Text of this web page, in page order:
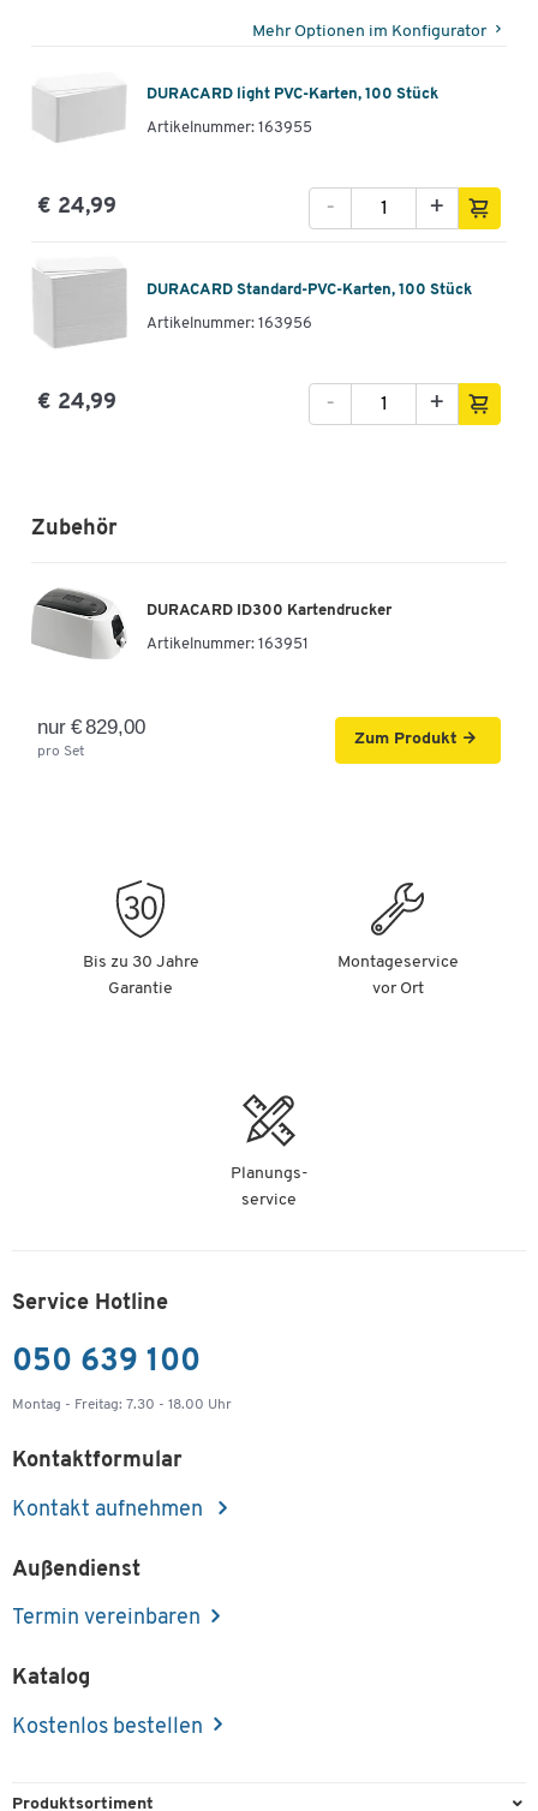
Mehr Optionen im Konfigurator
DURACARD light PVC-Karten, 100 Stück
Artikelnummer: 163955
€ 24,99 +
-
DURACARD Standard-PVC-Karten, 100 Stück
Artikelnummer: 163956
€ 24,99 +
-
Zubehör
DURACARD ID300 Kartendrucker
Artikelnummer: 163951
nur € 829,00
pro Set
Zum Produkt
Bis zu 30 Jahre
Garantie
Montageservice
vor Ort
Planungs-
service
Service Hotline
050 639 100
Montag - Freitag: 7.30 - 18.00 Uhr
Kontaktformular
Kontakt aufnehmen
Außendienst
Termin vereinbaren
Katalog
Kostenlos bestellen
Produktsortiment